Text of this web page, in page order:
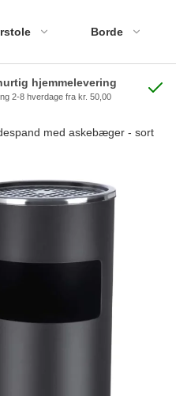
Borde
hjemmelevering
2-8 hverdage fra kr. 50,00
med askebæger - sort